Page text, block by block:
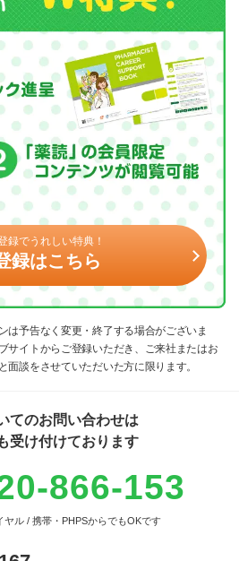
録でうれしい特典！
録はこちら
予告なく変更・終了する場合がございま
サイトからご登録いただき、ご来社またはお
面談をさせていただいた方に限ります。
てのお問い合わせは
受け付けております
866-153
ヤル / 携帯・PHPSからでもOKです